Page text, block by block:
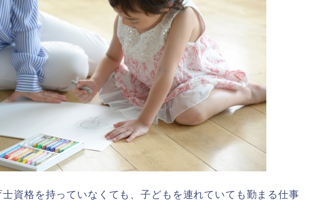
資格を持っていなくても、子どもを連れていても勤まる仕事